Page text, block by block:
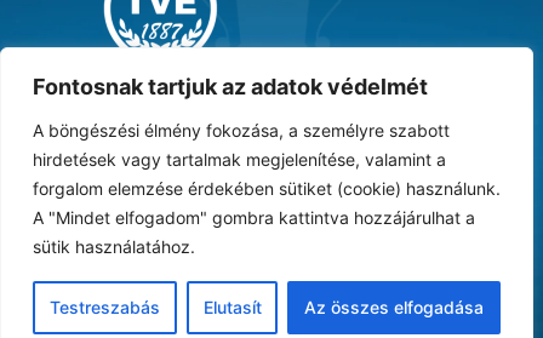
Fontosnak tartjuk az adatok védelmét
A böngészési élmény fokozása, a személyre szabott
hirdetések vagy tartalmak megjelenítése, valamint a
forgalom elemzése érdekében sütiket (cookie) használunk.
A "Mindet elfogadom" gombra kattintva hozzájárulhat a
sütik használatához.
Testreszabás Elutasít Az összes elfogadása
MAGYAR KUPA GYŐZTES ‘31
DOKUMENTUMTÁRARCHÍVUMKARRIERSAJTÓTAOBESZÁMOLÓK
© 2024 III. kerületi Torna és Vívó Egylet. Minden jog fenntartva.
Adatvédelmi nyilatkozatVásárlási feltételekSüti tájékoztatóÁSZF